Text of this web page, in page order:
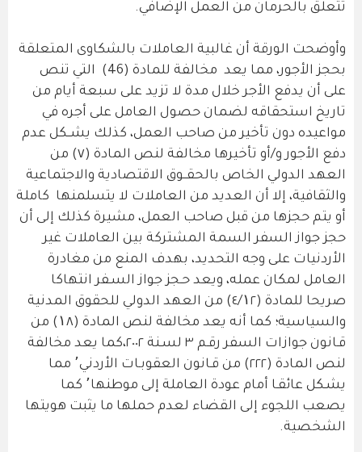
تتعلق بالحرمان من العمل الإضافي.
وأوضحت الورقة أن غالبية العاملات بالشكاوى المتعلقة
بحجز الأجور، مما يعد مخالفة للمادة (46) التي تنص
على أن يدفع الأجر خلال مدة لا تزيد على سبعة أيام من
تاريخ استحقاقه لضمان حصول العامل على أجره في
مواعيده دون تأخير من صاحب العمل، كذلك يشــكل عدم
دفع الأجور و/أو تأخيرها مخالفة لنص المادة (٧) من
العهد الدولي الخاص بالحقــوق الاقتصادية والاجتماعية
والثقافية، إلا أن العديد من العاملات لا يتسلمنها كاملة
أو يتم حجزها من قبل صاحب العمل، مشيرة كذلك إلى أن
حجز جواز السفر السمة المشتركة بين العاملات غير
الأردنيات على وجه التحديد، بهدف المنع من مغادرة
العامل لمكان عمله، ويعد حـجز جواز السـفر انتهاكا
صريحا للمادة (٤/۱٢) من العهد الدولي للحقوق المدنية
والسياسية؛ كما أنه يعد مخالفة لنص المادة (۱٨) من
قـانون جوازات السفر رقـم ٣ لسـنة ٢٠٠٢،كما يعد مخالفة
لنص المادة (٢٢٢) من قـانون العقوبـات الأردني٬ مما
يشـكل عائقـا أمام عودة العاملة إلى موطنها٬ كما
يصعب اللجوء إلى القضاء لعدم حملها ما يثبت هويتها
الشخصية.